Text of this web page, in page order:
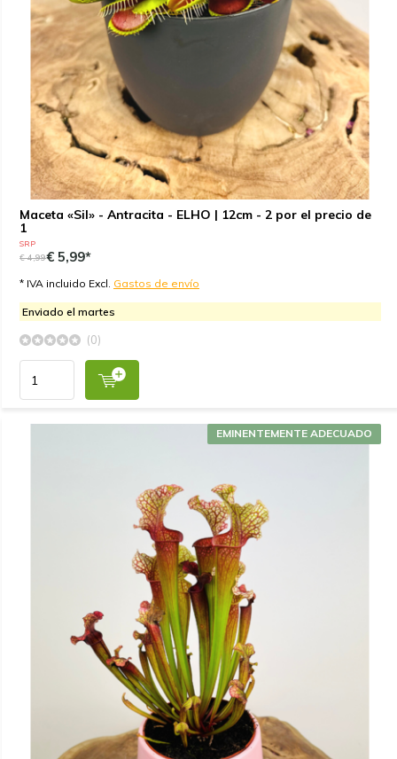
Maceta «Sil» - Antracita - ELHO | 12cm - 2 por el precio de
1
SRP
€ 4,99€ 5,99*
* IVA incluido Excl. Gastos de envío
Enviado el martes
(0)
EMINENTEMENTE ADECUADO